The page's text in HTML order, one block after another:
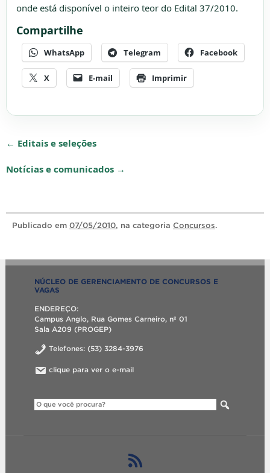
onde está disponível o inteiro teor do Edital 37/2010.
Compartilhe
WhatsApp Telegram Facebook
X E-mail Imprimir
← Editais e seleções
Notícias e comunicados →
Publicado em 07/05/2010, na categoria Concursos.
NÚCLEO DE GERENCIAMENTO DE CONCURSOS E
VAGAS
ENDEREÇO:
Campus Anglo, Rua Gomes Carneiro, nº 01
Sala A209 (PROGEP)
Telefones: (53) 3284-3976
clique para ver o e-mail